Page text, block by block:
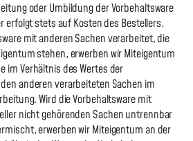
oder Umbildung der Vorbehaltsware
erfolgt stets auf Kosten des Bestellers.
mit anderen Sachen verarbeitet, die
stehen, erwerben wir Miteigentum
im Verhältnis des Wertes der
anderen verarbeiteten Sachen im
Wird die Vorbehaltsware mit
nicht gehörenden Sachen untrennbar
erwerben wir Miteigentum an der